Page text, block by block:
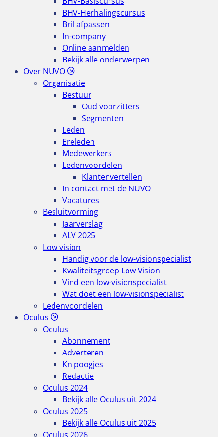
BHV-Herhalingscursus
Bril afpassen
In-company
Online aanmelden
Bekijk alle onderwerpen
Over NUVO
Organisatie
Bestuur
Oud voorzitters
Segmenten
Leden
Ereleden
Medewerkers
Ledenvoordelen
Klantenvertellen
In contact met de NUVO
Vacatures
Besluitvorming
Jaarverslag
ALV 2025
Low vision
Handig voor de low-visionspecialist
Kwaliteitsgroep Low Vision
Vind een low-visionspecialist
Wat doet een low-visionspecialist
Ledenvoordelen
Oculus
Oculus
Abonnement
Adverteren
Knipoogjes
Redactie
Oculus 2024
Bekijk alle Oculus uit 2024
Oculus 2025
Bekijk alle Oculus uit 2025
Oculus 2026